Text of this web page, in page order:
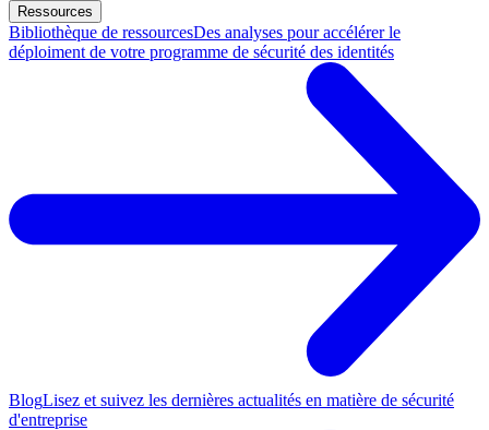
Ressources
Bibliothèque de ressourcesDes analyses pour accélérer le
déploiment de votre programme de sécurité des identités
BlogLisez et suivez les dernières actualités en matière de sécurité
d'entreprise